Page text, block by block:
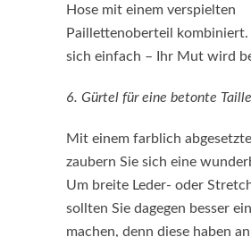
Hose mit einem verspielten
Paillettenoberteil kombiniert.
sich einfach – Ihr Mut wird
6. Gürtel für eine betonte Taille
Mit einem farblich
zaubern Sie sich eine
Um breite Leder- oder
sollten Sie dagegen besser
machen, denn diese haben